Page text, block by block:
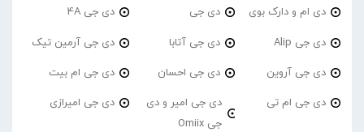
دی ام و دارک بوی دی جی دی جی 4A
دی جی Alip دی جی آتابا دی جی آرمین تیک
دی جی آروین دی جی احسان دی جی ام بیت
دی جی ام تی
دی جی امیر و دی
جی Omiix
دی جی امیرازی